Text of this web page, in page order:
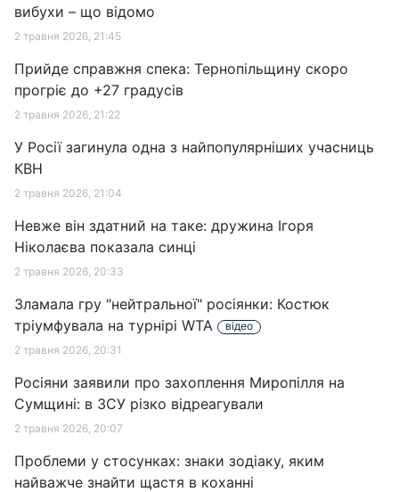
вибухи – що відомо
2 травня 2026, 21:45
Прийде справжня спека: Тернопільщину скоро
прогріє до +27 градусів
2 травня 2026, 21:22
У Росії загинула одна з найпопулярніших учасниць
КВН
2 травня 2026, 21:04
Невже він здатний на таке: дружина Ігоря
Ніколаєва показала синці
2 травня 2026, 20:33
Зламала гру "нейтральної" росіянки: Костюк
тріумфувала на турнірі WTA
відео
2 травня 2026, 20:31
Росіяни заявили про захоплення Миропілля на
Сумщині: в ЗСУ різко відреагували
2 травня 2026, 20:07
Проблеми у стосунках: знаки зодіаку, яким
найважче знайти щастя в коханні